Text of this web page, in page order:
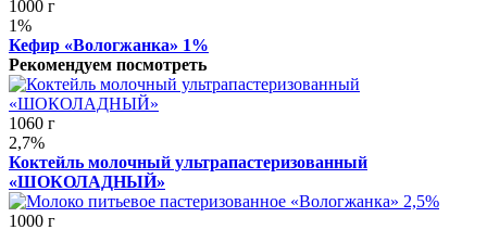
1000 г
1%
Кефир «Вологжанка» 1%
Рекомендуем посмотреть
1060 г
2,7%
Коктейль молочный ультрапастеризованный
«ШОКОЛАДНЫЙ»
1000 г